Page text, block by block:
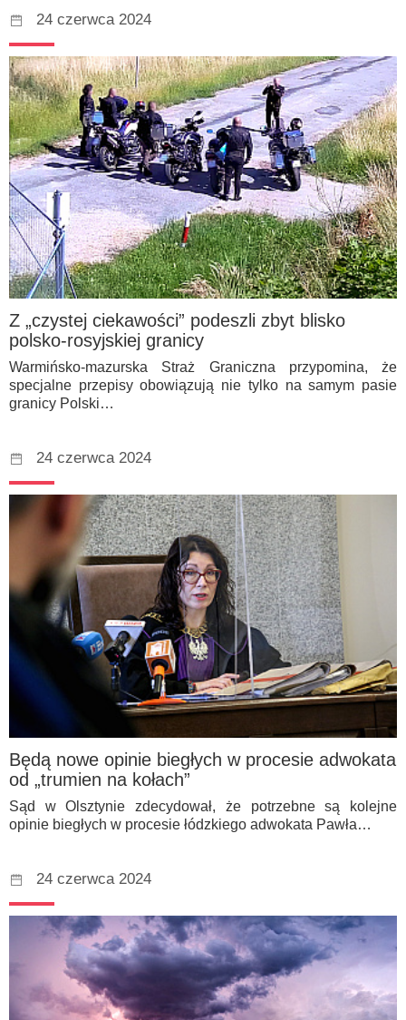
24 czerwca 2024
Z „czystej ciekawości” podeszli zbyt blisko
polsko-rosyjskiej granicy
Warmińsko-mazurska Straż Graniczna przypomina, że
specjalne przepisy obowiązują nie tylko na samym pasie
granicy Polski…
24 czerwca 2024
Będą nowe opinie biegłych w procesie adwokata
od „trumien na kołach”
Sąd w Olsztynie zdecydował, że potrzebne są kolejne
opinie biegłych w procesie łódzkiego adwokata Pawła…
24 czerwca 2024